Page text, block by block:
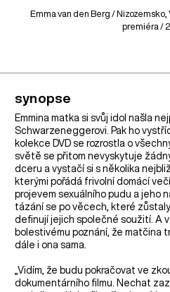
Emma van den Berg / Nizozemsko
premiéra /
synopse
Emmina matka si svůj idol našla
Schwarzeneggerovi. Pak ho
kolekce DVD se rozrostla o
světě se přitom nevyskytuje
dceru a vystačí si s několika
kterými pořádá frivolní domácí
projevem sexuálního pudu a jeho
tázání se po věcech, které
definují jejich společné soužití. A
bolestivému poznání, že matčina
dále i ona sama.
„Vidím, že budu pokračovat ve
dokumentárního filmu. Nechat